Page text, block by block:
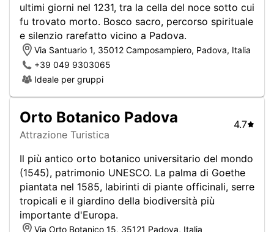
ultimi giorni nel 1231, tra la cella del noce sotto cui
fu trovato morto. Bosco sacro, percorso spirituale
e silenzio rarefatto vicino a Padova.
Via Santuario 1, 35012 Camposampiero, Padova, Italia
+39 049 9303065
Ideale per gruppi
Orto Botanico Padova
Attrazione Turistica
4.7
Il più antico orto botanico universitario del mondo
(1545), patrimonio UNESCO. La palma di Goethe
piantata nel 1585, labirinti di piante officinali, serre
tropicali e il giardino della biodiversità più
importante d'Europa.
Via Orto Botanico 15, 35121 Padova, Italia